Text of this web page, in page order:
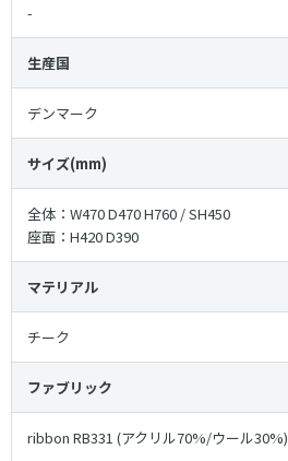
-
生産国
デンマーク
サイズ(mm)
全体：W470 D470 H760 / SH450
座面：H420 D390
マテリアル
チーク
ファブリック
ribbon RB331 (アクリル70%/ウール30%)